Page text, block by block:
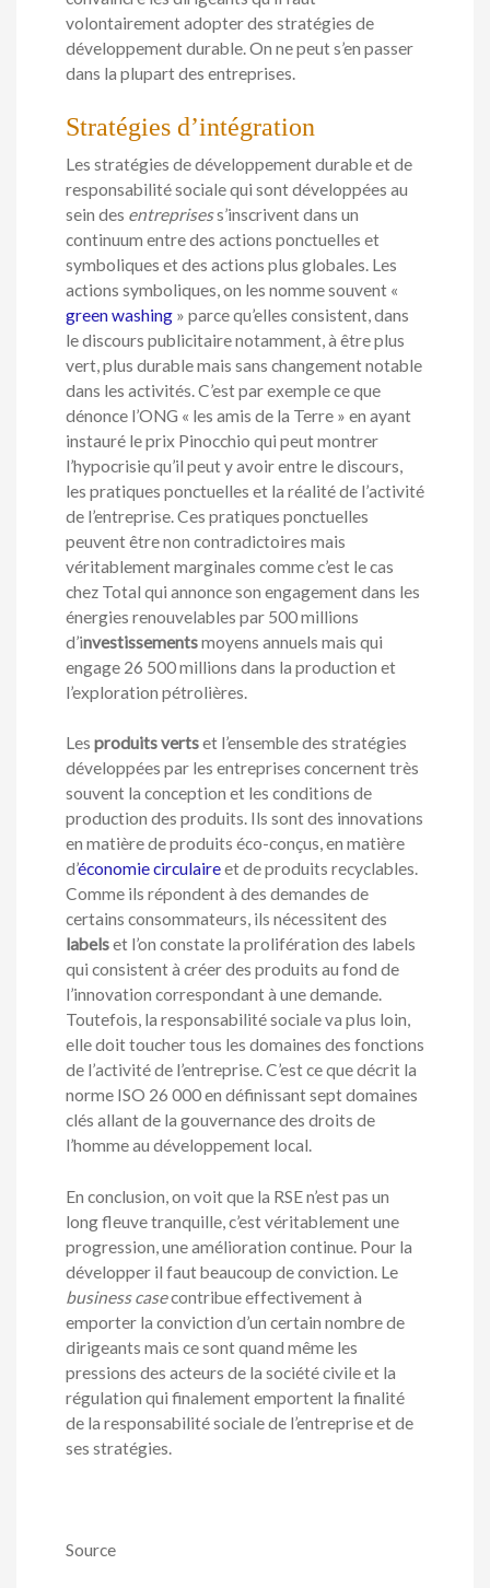
volontairement adopter des stratégies de
développement durable. On ne peut s’en passer
dans la plupart des entreprises.
Stratégies d’intégration
Les stratégies de développement durable et de
responsabilité sociale qui sont développées au
sein des entreprisess’inscrivent dans un
continuum entre des actions ponctuelles et
symboliques et des actions plus globales. Les
actions symboliques, on les nomme souvent «
green washing » parce qu’elles consistent, dans
le discours publicitaire notamment, à être plus
vert, plus durable mais sans changement notable
dans les activités. C’est par exemple ce que
dénonce l’ONG « les amis de la Terre » en ayant
instauré le prix Pinocchio qui peut montrer
l’hypocrisie qu’il peut y avoir entre le discours,
les pratiques ponctuelles et la réalité de l’activité
de l’entreprise. Ces pratiques ponctuelles
peuvent être non contradictoires mais
véritablement marginales comme c’est le cas
chez Total qui annonce son engagement dans les
énergies renouvelables par 500 millions
d’investissementsmoyens annuels mais qui
engage 26 500 millions dans la production et
l’exploration pétrolières.
Les produits vertset l’ensemble des stratégies
développées par les entreprises concernent très
souvent la conception et les conditions de
production des produits. Ils sont des innovations
en matière de produits éco-conçus, en matière
d’économie circulaireet de produits recyclables.
Comme ils répondent à des demandes de
certains consommateurs, ils nécessitent des
labelset l’on constate la prolifération des labels
qui consistent à créer des produits au fond de
l’innovation correspondant à une demande.
Toutefois, la responsabilité sociale va plus loin,
elle doit toucher tous les domaines des fonctions
de l’activité de l’entreprise. C’est ce que décrit la
norme ISO 26 000 en définissant sept domaines
clés allant de la gouvernance des droits de
l’homme au développement local.
En conclusion, on voit que la RSE n’est pas un
long fleuve tranquille, c’est véritablement une
progression, une amélioration continue. Pour la
développer il faut beaucoup de conviction. Le
business casecontribue effectivement à
emporter la conviction d’un certain nombre de
dirigeants mais ce sont quand même les
pressions des acteurs de la société civile et la
régulation qui finalement emportent la finalité
de la responsabilité sociale de l’entreprise et de
ses stratégies.
Source